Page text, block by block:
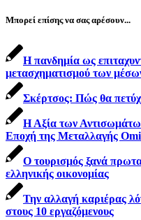
Μπορεί επίσης να σας αρέσουν...
Η πανδημία ως
μετασχηματισμού των
Σκέρτσος: Πώς θα
Η Αξία των
Εποχή της Μεταλλαγής
Ο τουρισμός ξανά
ελληνικής οικονομίας
Την αλλαγή καριέρας
στους 10 εργαζόμενους